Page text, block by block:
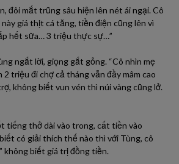
đôi mắt trũng sâu hiện lên nét ái ngại. Cô
này giá thịt cá tăng, tiền điện cũng lên vì
hết sữa… 3 triệu thực sự…”
ngắt lời, giọng gắt gỏng. “Cô nhìn mẹ
2 triệu đi chợ cả tháng vẫn đầy mâm cao
không biết vun vén thì núi vàng cũng lở.
tiếng thở dài vào trong, cất tiền vào
có giải thích thế nào thì với Tùng, cô
không biết giá trị đồng tiền.